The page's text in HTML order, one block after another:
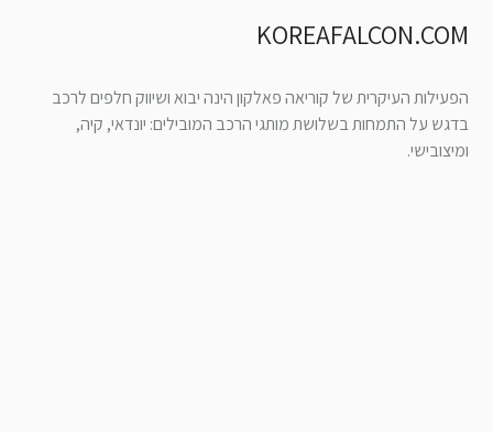
KOREAFALCON.COM
הפעילות העיקרית של קוריאה פאלקון הינה יבוא ושיווק חלפים לרכב
בדגש על התמחות בשלושת מותגי הרכב המובילים: יונדאי, קיה,
ומיצובישי.